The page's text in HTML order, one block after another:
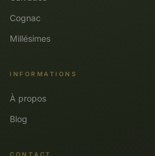
Cognac
Millésimes
INFORMATIONS
À propos
Blog
CONTACT